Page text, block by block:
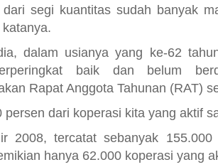
katanya.
dalam usianya yang ke-62
baik dan belum
Rapat Anggota Tahunan (RAT)
persen dari koperasi kita yang aktif
2008, tercatat sebanyak
hanya 62.000 koperasi yang